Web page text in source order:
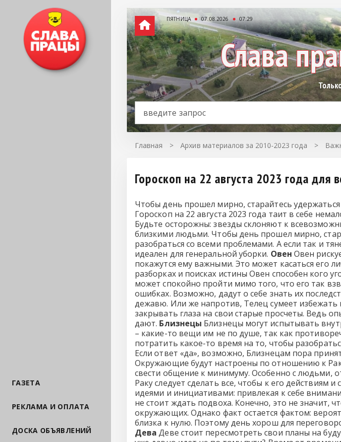
ГАЗЕТА
РЕКЛАМА И ОПЛАТА
ДОСКА ОБЪЯВЛЕНИЙ
ПЯТНИЦА 07.08.2026 07:29
Главная > Архив материалов за 2010-2023 года >
Гороскоп на 22 августа 2023 года для
Чтобы день прошел мирно, старайтесь
Гороскоп на 22 августа 2023 года таит в себе
Будьте осторожны: звезды склоняют к
близкими людьми. Чтобы день прошел мирно,
разобраться со всеми проблемами. А если так и
идеален для генеральной уборки. Овен Овен
покажутся ему важными. Это может касаться его
разборках и поисках истины Овен способен кого
может спокойно пройти мимо того, что его так
ошибках. Возможно, дадут о себе знать их
дежавю. Или же напротив, Телец сумеет избежать
закрывать глаза на свои старые просчеты. Ведь
дают. Близнецы Близнецы могут испытывать
– какие-то вещи им не по душе, так как
потратить какое-то время на то, чтобы
Если ответ «да», возможно, Близнецам пора
Окружающие будут настроены по отношению к
свести общение к минимуму. Особенно с людьми,
Раку следует сделать все, чтобы к его действиям
идеями и инициативами: привлекая к себе
не стоит ждать подвоха. Конечно, это не значит,
окружающих. Однако факт остается фактом:
близка к нулю. Поэтому день хорош для
Дева Деве стоит пересмотреть свои планы на